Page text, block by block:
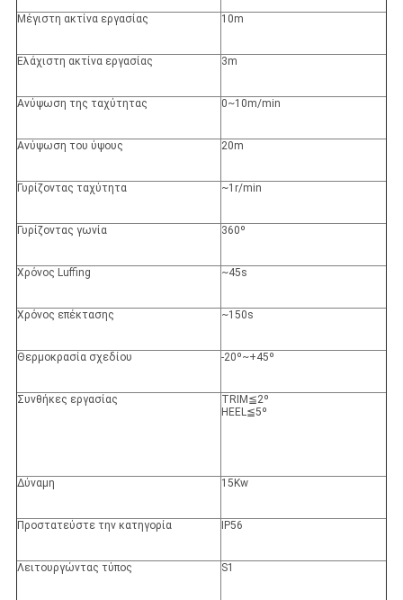
Μέγιστη ακτίνα εργασίας 10m
Ελάχιστη ακτίνα εργασίας 3m
Ανύψωση της ταχύτητας 0~10m/min
Ανύψωση του ύψους 20m
Γυρίζοντας ταχύτητα ~1r/min
Γυρίζοντας γωνία 360º
Χρόνος Luffing ~45s
Χρόνος επέκτασης ~150s
Θερμοκρασία σχεδίου -20º~+45º
Συνθήκες εργασίας
TRIM≦2º
HEEL≦5º
Δύναμη 15Kw
Προστατεύστε την κατηγορία IP56
Λειτουργώντας τύπος S1